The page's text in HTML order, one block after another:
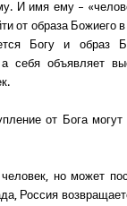
И имя ему –
от образа Божиего
Богу и образ
а себя объявляет
от Бога могут
но может
Россия